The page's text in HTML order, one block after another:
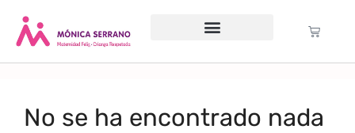
No se ha encontrado nada